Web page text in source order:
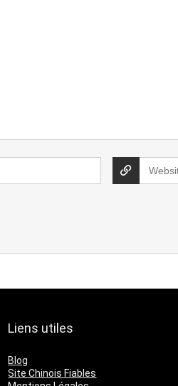
Liens utiles
Blog
Site Chinois Fiables